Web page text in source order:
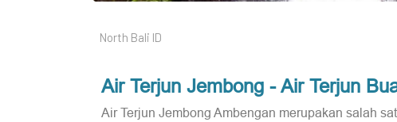
North Bali ID
Air Terjun Jembong - Air Terjun
Air Terjun Jembong Ambengan merupakan salah